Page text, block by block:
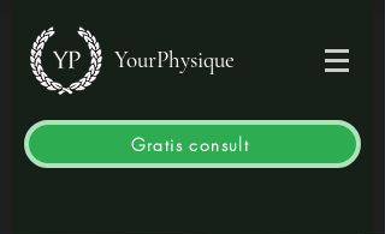
YourPhysique
Gratis consult